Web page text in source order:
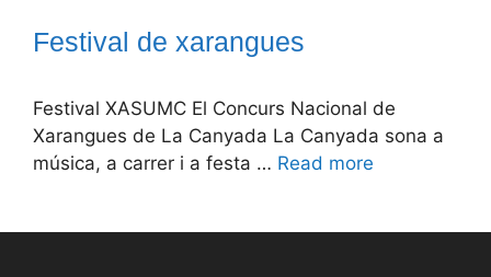
Festival de xarangues
Festival XASUMC El Concurs Nacional de
Xarangues de La Canyada La Canyada sona a
música, a carrer i a festa … Read more